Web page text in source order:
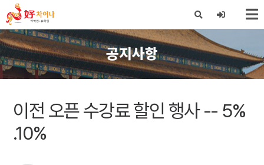
X
공지사항
이전 오픈 수강료 할인 행사 -- 5%
.10%